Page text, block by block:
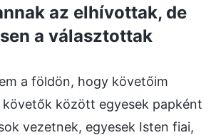
az elhívottak, de
a választottak
a földön, hogy követőim
követők között egyesek papként
vezetnek, egyesek Isten fiai,